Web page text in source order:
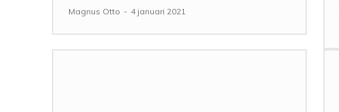
Magnus Otto - 4 januari 2021